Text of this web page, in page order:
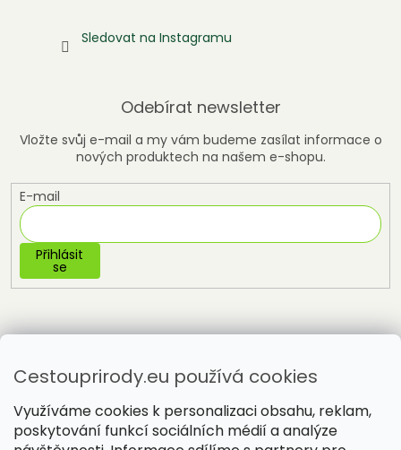
Cestouprirody.eu používá cookies
Využíváme cookies k personalizaci obsahu, reklam,
poskytování funkcí sociálních médií a analýze
Sledovat na Instagramu
Odebírat newsletter
Vložte svůj e-mail a my vám budeme zasílat informace o
nových produktech na našem e-shopu.
E-mail
Přihlásit
se